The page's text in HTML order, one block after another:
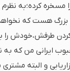
مسخره کرده؛به نظرم
بزرگ هست که
طرفش،خودش را
ایرانی من که به
و البته مشتری